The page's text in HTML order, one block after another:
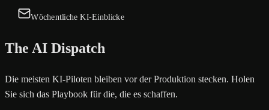
Wöchentliche KI-Einblicke
The AI Dispatch
Die meisten KI-Piloten bleiben vor der Produktion stecken. Holen
Sie sich das Playbook für die, die es schaffen.